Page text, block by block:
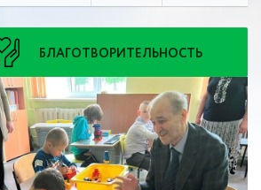
БЛАГОТВОРИТЕЛЬНОСТЬ